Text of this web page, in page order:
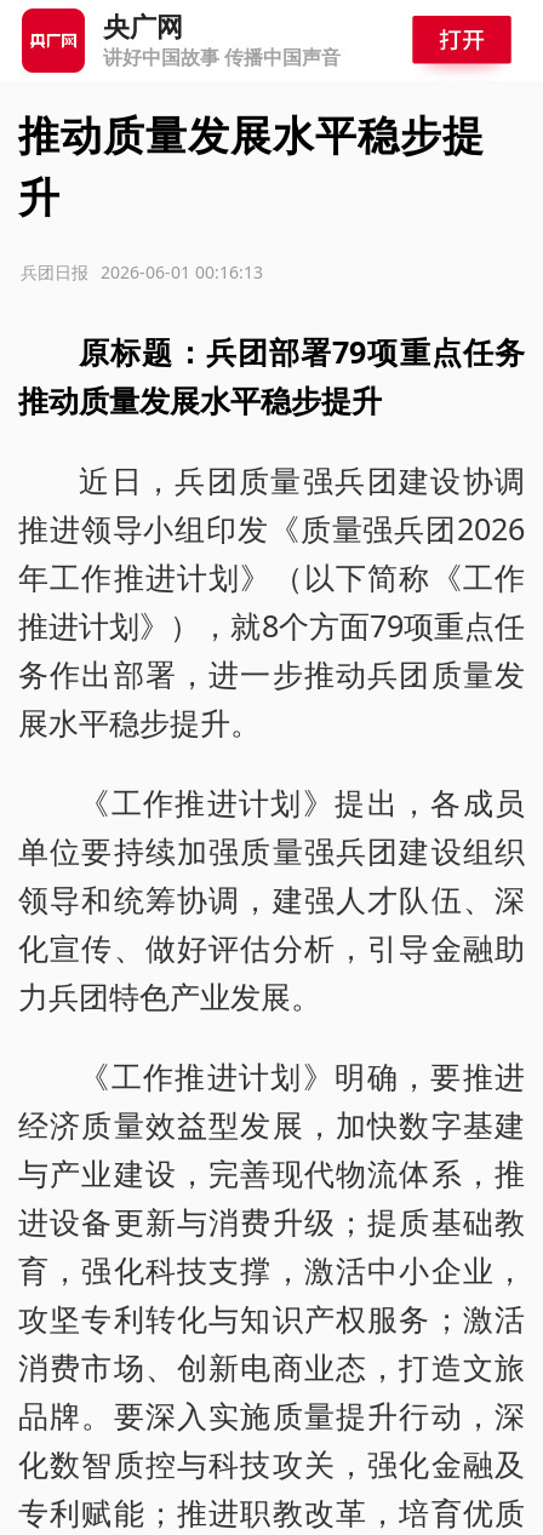
央广网
讲好中国故事 传播中国声音
推动质量发展水平稳步提
升
2026-06-01 00:16:13
兵团日报
原标题：兵团部署79项重点任务
推动质量发展水平稳步提升
近日，兵团质量强兵团建设协调
推进领导小组印发《质量强兵团2026
年工作推进计划》（以下简称《工作
推进计划》），就8个方面79项重点任
务作出部署，进一步推动兵团质量发
展水平稳步提升。
《工作推进计划》提出，各成员
单位要持续加强质量强兵团建设组织
领导和统筹协调，建强人才队伍、深
化宣传、做好评估分析，引导金融助
力兵团特色产业发展。
《工作推进计划》明确，要推进
经济质量效益型发展，加快数字基建
与产业建设，完善现代物流体系，推
进设备更新与消费升级；提质基础教
育，强化科技支撑，激活中小企业，
攻坚专利转化与知识产权服务；激活
消费市场、创新电商业态，打造文旅
品牌。要深入实施质量提升行动，深
化数智质控与科技攻关，强化金融及
专利赋能；推进职教改革，培育优质